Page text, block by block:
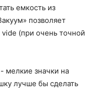
емкость из
позволяет
vide (при очень точной
мелкие значки на
лучше бы сделать